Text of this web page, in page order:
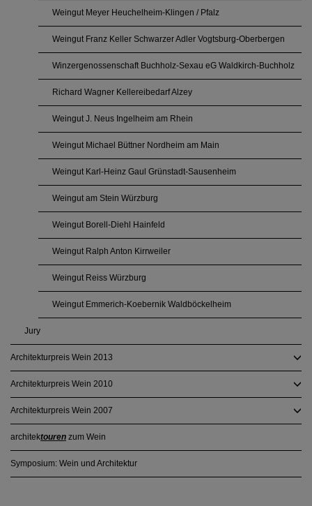
Weingut Meyer Heuchelheim-Klingen / Pfalz
Weingut Franz Keller Schwarzer Adler Vogtsburg-Oberbergen
Winzergenossenschaft Buchholz-Sexau eG Waldkirch-Buchholz
Richard Wagner Kellereibedarf Alzey
Weingut J. Neus Ingelheim am Rhein
Weingut Michael Büttner Nordheim am Main
Weingut Karl-Heinz Gaul Grünstadt-Sausenheim
Weingut am Stein Würzburg
Weingut Borell-Diehl Hainfeld
Weingut Ralph Anton Kirrweiler
Weingut Reiss Würzburg
Weingut Emmerich-Koebernik Waldböckelheim
Jury
Architekturpreis Wein 2013
Architekturpreis Wein 2010
Architekturpreis Wein 2007
architektouren zum Wein
Symposium: Wein und Architektur